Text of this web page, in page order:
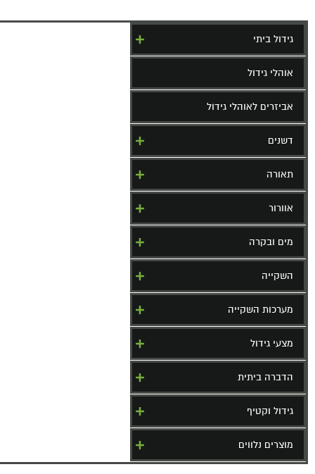
גידול ביתי
אוהלי גידול
אביזרים לאוהלי גידול
דשנים
תאורה
אוורור
מים ובקרה
השקייה
מערכות השקייה
מצעי גידול
הדברה ביתית
גידול וקטיף
מוצרים נלווים